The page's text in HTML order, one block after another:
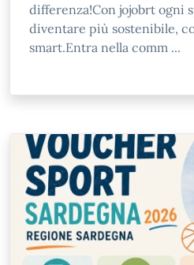
differenza!Con jojobrt ogni
diventare più sostenibile,
smart.Entra nella comm ...